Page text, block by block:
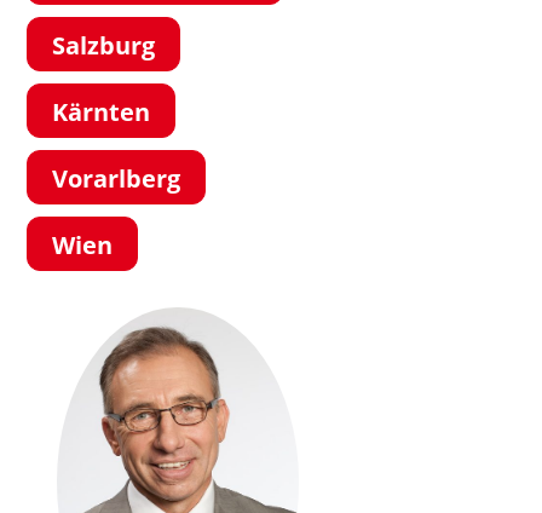
Salzburg
Kärnten
Vorarlberg
Wien